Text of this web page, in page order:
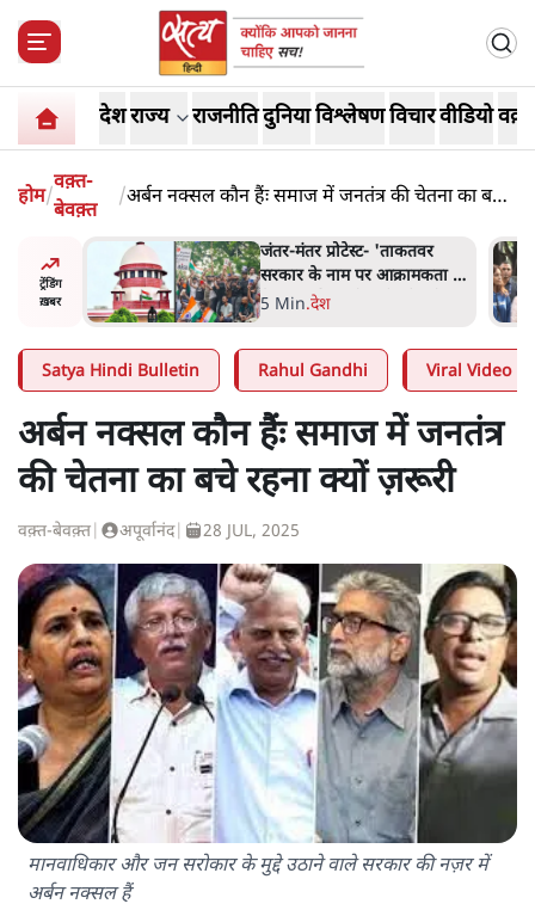
देशराज्य राजनीतिदुनियाविश्लेषणविचारवीडियो
होम/
वक़्त-
बेवक़्त
/अर्बन नक्सल कौन हैंः समाज में जनतंत्र की चेतना का बचे
ट्रेंडिंग
ख़बर
न
सुने':
जंतर मंतर प्रोटेस्ट: 'युवाओं को
प्रताड़ित किया जा रहा है, पर मोदी-
शाह में बोलने की हिम्मत नहीं'-
7 Min.देश
Satya Hindi Bulletin Rahul Gandhi Viral Video
अर्बन नक्सल कौन हैंः समाज में जनतंत्र
की चेतना का बचे रहना क्यों ज़रूरी
वक़्त-बेवक़्त अपूर्वानंद| 28 JUL, 2025
मानवाधिकार और जन सरोकार के मुद्दे उठाने वाले सरकार की नज़र में
अर्बन नक्सल हैं